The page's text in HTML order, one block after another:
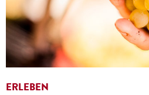
ERLEBEN